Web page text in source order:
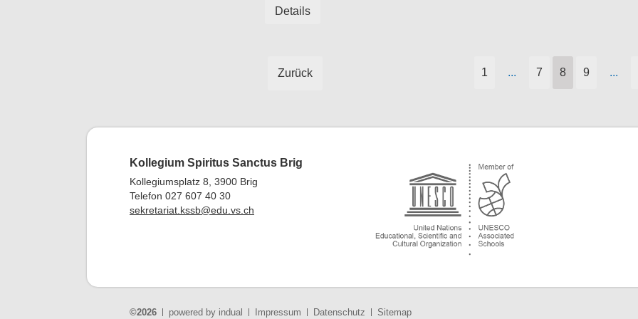
Details
1 ... 7 8 9 ...
Zurück
Kollegium Spiritus Sanctus Brig
Kollegiumsplatz 8, 3900 Brig
Telefon 027 607 40 30
sekretariat.kssb@edu.vs.ch
©2026 powered by indual Impressum Datenschutz Sitemap